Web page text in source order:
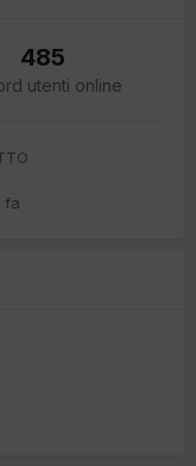
485
utenti online
fa